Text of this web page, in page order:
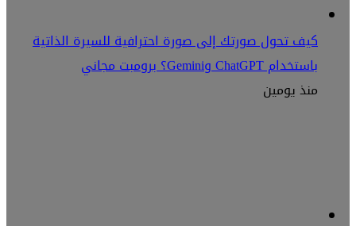
كيف تحول صورتك إلى صورة احترافية للسيرة الذاتية
باستخدام ChatGPT وGemini؟ برومبت مجاني
منذ يومين